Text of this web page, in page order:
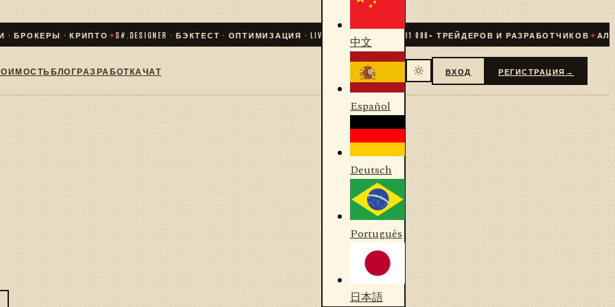
БРОКЕРЫ · КРИПТО✦ S#.DESIGNER · БЭКТЕСТ · ОПТИМИЗАЦИЯ · LIVE✦ СООБЩЕСТВО 31 000+ ТРЕЙДЕРОВ И РАЗРАБОТЧИКОВ✦
БЛОГРАЗРАБОТКАЧАТ
中文
Español
Deutsch
Português
日本語
ВХОД РЕГИСТРАЦИЯ →